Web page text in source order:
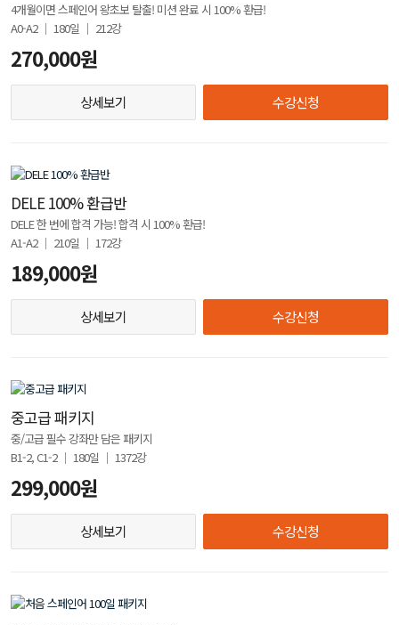
4개월이면 스페인어 왕초보 탈출! 미션 완료 시 100% 환급!
A0-A2 │ 180일 │ 212강
270,000원
상세보기 수강신청
DELE 100% 환급반
DELE 한 번에 합격 가능! 합격 시 100% 환급!
A1-A2 │ 210일 │ 172강
189,000원
상세보기 수강신청
중고급 패키지
중/고급 필수 강좌만 담은 패키지
B1-2, C1-2 │ 180일 │ 1372강
299,000원
상세보기 수강신청